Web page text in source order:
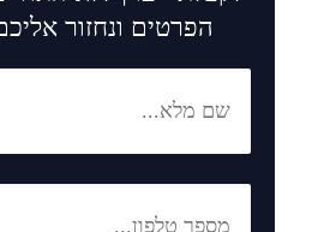
הפרטים ונחזור